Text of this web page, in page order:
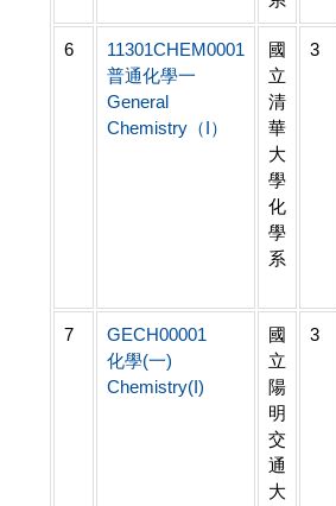
6
11301CHEM0001
普通化學一
General
Chemistry（I）
國
立
清
華
大
學
化
學
系
3
7
GECH00001
化學(一)
Chemistry(I)
國
立
陽
明
交
通
大
3